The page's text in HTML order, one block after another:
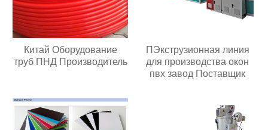
Китай Оборудование
труб ПНД Производитель
ПЭкструзионная линия
для производства окон
пвх завод Поставщик